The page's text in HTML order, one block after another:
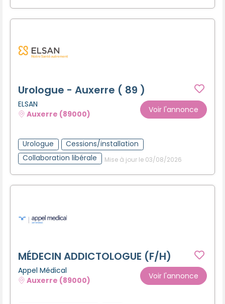
Urologue - Auxerre ( 89 )
ELSAN
Auxerre (89000)
Voir l'annonce
Urologue
Cessions/installation
Collaboration libérale
Mise à jour le 03/08/2026
MÉDECIN ADDICTOLOGUE (F/H)
Appel Médical
Auxerre (89000)
Voir l'annonce